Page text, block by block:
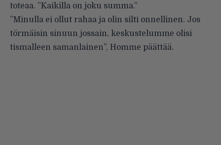
toteaa. ”Kaikilla on joku summa.”
”Minulla ei ollut rahaa ja olin silti onnellinen. Jos
törmäisin sinuun jossain, keskustelumme olisi
tismalleen samanlainen”, Homme päättää.